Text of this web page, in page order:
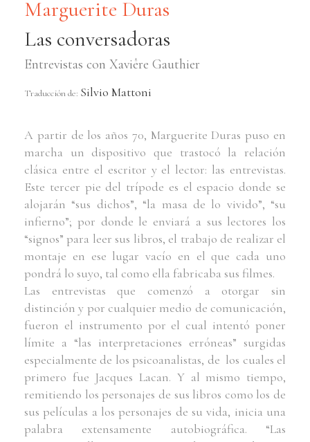
Marguerite Duras
Las conversadoras
Entrevistas con Xaviêre Gauthier
Traducción de: Silvio Mattoni
A partir de los años 70, Marguerite Duras puso en
marcha un dispositivo que trastocó la relación
clásica entre el escritor y el lector: las entrevistas.
Este tercer pie del trípode es el espacio donde se
alojarán “sus dichos”, “la masa de lo vivido”, “su
infierno”; por donde le enviará a sus lectores los
“signos” para leer sus libros, el trabajo de realizar el
montaje en ese lugar vacío en el que cada uno
pondrá lo suyo, tal como ella fabricaba sus filmes.
Las entrevistas que comenzó a otorgar sin
distinción y por cualquier medio de comunicación,
fueron el instrumento por el cual intentó poner
límite a “las interpretaciones erróneas” surgidas
especialmente de los psicoanalistas, de los cuales el
primero fue Jacques Lacan. Y al mismo tiempo,
remitiendo los personajes de sus libros como los de
sus películas a los personajes de su vida, inicia una
palabra extensamente autobiográfica. “Las